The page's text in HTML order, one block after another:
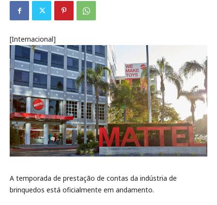
[Internacional]
A temporada de prestação de contas da indústria de
brinquedos está oficialmente em andamento.